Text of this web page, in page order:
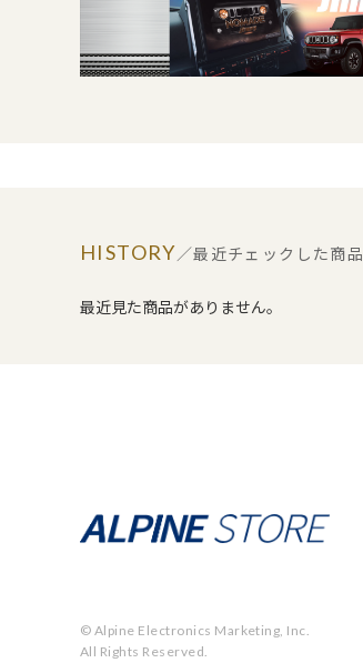
HISTORY／最近チェックした商品
最近見た商品がありません。
© Alpine Electronics Marketing, Inc.
All Rights Reserved.